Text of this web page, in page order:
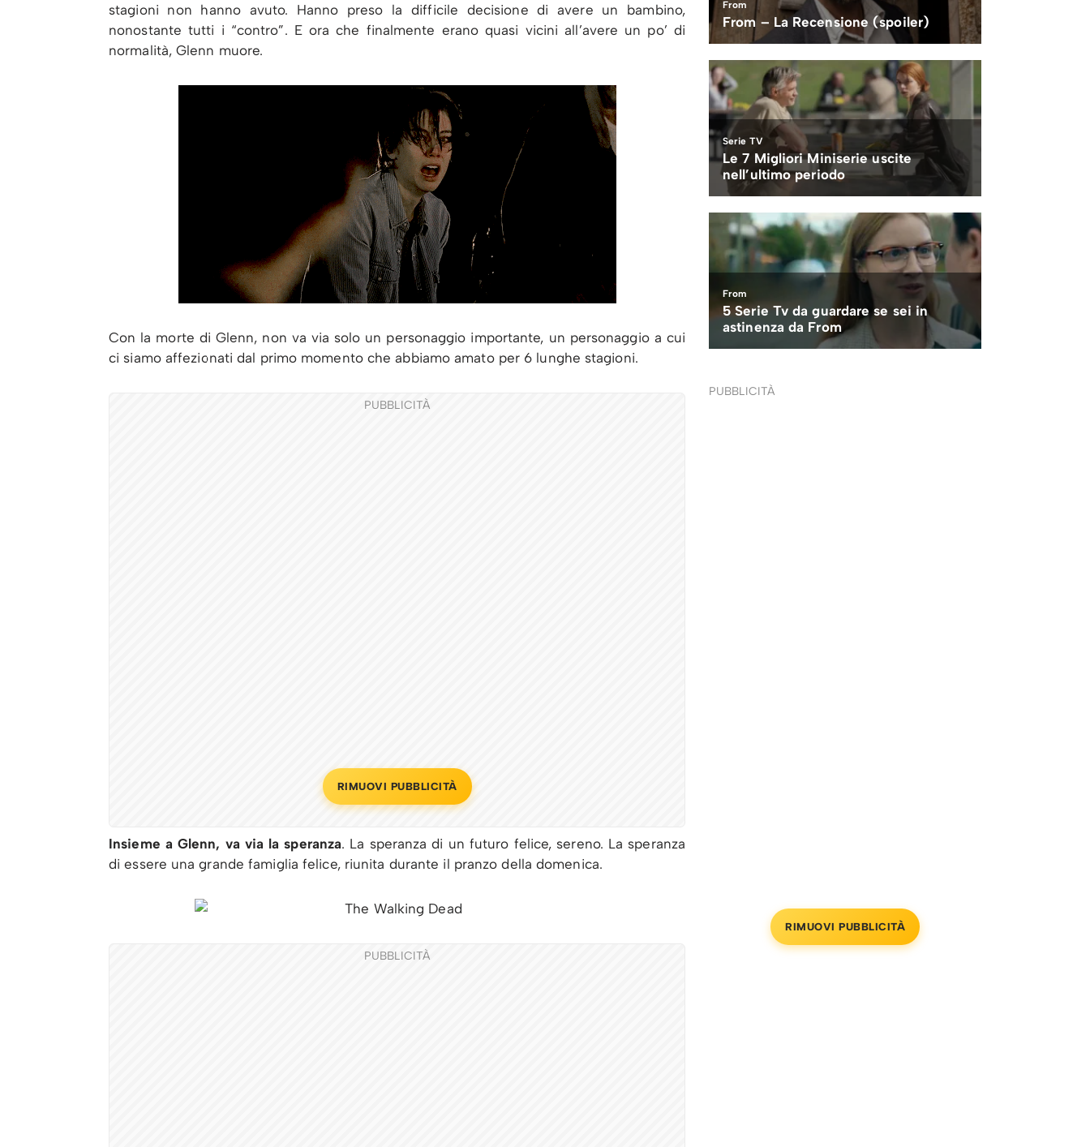
stagioni non hanno avuto. Hanno preso la difficile decisione di avere un bambino,
nonostante tutti i “contro”. E ora che finalmente erano quasi vicini all’avere un po’ di
normalità, Glenn muore.
Con la morte di Glenn, non va via solo un personaggio importante, un personaggio a cui
ci siamo affezionati dal primo momento che abbiamo amato per 6 lunghe stagioni.
PUBBLICITÀ
RIMUOVI PUBBLICITÀ
Insieme a Glenn, va via la speranza. La speranza di un futuro felice, sereno. La speranza
di essere una grande famiglia felice, riunita durante il pranzo della domenica.
PUBBLICITÀ
PUBBLICITÀ
RIMUOVI PUBBLICITÀ